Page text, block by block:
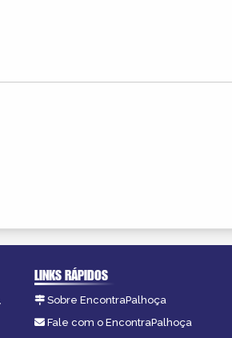
LINKS RÁPIDOS
Sobre EncontraPalhoça
Fale com o EncontraPalhoça